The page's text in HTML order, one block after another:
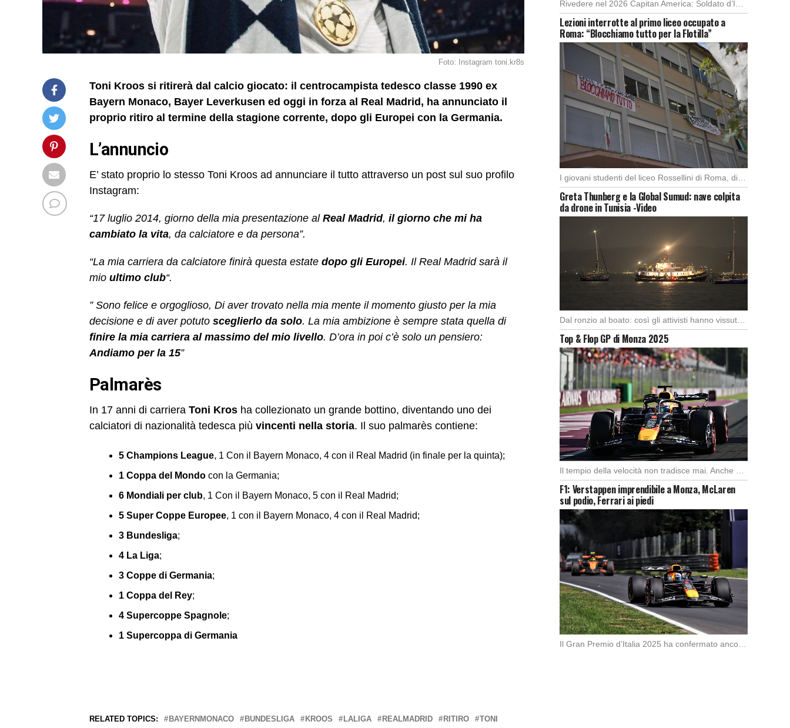
Foto: Instagram toni.kr8s
Toni Kroos si ritirerà dal calcio giocato: il centrocampista tedesco classe 1990 ex
Bayern Monaco, Bayer Leverkusen ed oggi in forza al Real Madrid, ha annunciato il
proprio ritiro al termine della stagione corrente, dopo gli Europei con la Germania.
L’annuncio
E’ stato proprio lo stesso Toni Kroos ad annunciare il tutto attraverso un post sul suo profilo
Instagram:
“17 luglio 2014, giorno della mia presentazione al Real Madrid, il giorno che mi ha
cambiato la vita, da calciatore e da persona”.
“La mia carriera da calciatore finirà questa estate dopo gli Europei. Il Real Madrid sarà il
mio ultimo club“.
” Sono felice e orgoglioso, Di aver trovato nella mia mente il momento giusto per la mia
decisione e di aver potuto sceglierlo da solo. La mia ambizione è sempre stata quella di
finire la mia carriera al massimo del mio livello. D’ora in poi c’è solo un pensiero:
Andiamo per la 15”
Palmarès
In 17 anni di carriera Toni Kros ha collezionato un grande bottino, diventando uno dei
calciatori di nazionalità tedesca più vincenti nella storia. Il suo palmarès contiene:
5 Champions League, 1 Con il Bayern Monaco, 4 con il Real Madrid (in finale per la quinta);
1 Coppa del Mondo con la Germania;
6 Mondiali per club, 1 Con il Bayern Monaco, 5 con il Real Madrid;
5 Super Coppe Europee, 1 con il Bayern Monaco, 4 con il Real Madrid;
3 Bundesliga;
4 La Liga;
3 Coppe di Germania;
1 Coppa del Rey;
4 Supercoppe Spagnole;
1 Supercoppa di Germania
RELATED TOPICS: BAYERNMONACO BUNDESLIGA KROOS LALIGA REALMADRID RITIRO TONI
Lezioni interrotte al primo liceo occupato a
Roma: “Blocchiamo tutto per la Flotilla”
Greta Thunberg e la Global Sumud: nave colpita
da drone in Tunisia -Video
Dal ronzio al boato: così gli attivisti hanno vissuto l’attacco in piena notte. Nella notte […]
Top & Flop GP di Monza 2025
F1: Verstappen imprendibile a Monza, McLaren
sul podio, Ferrari ai piedi
Il Gran Premio d’Italia 2025 ha confermato ancora una volta lo strapotere di Max Verstappen, […]